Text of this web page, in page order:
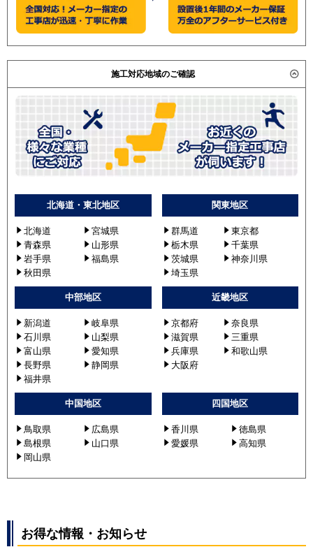
施工対応地域のご確認
北海道・東北地区
北海道
宮城県
青森県
山形県
岩手県
福島県
秋田県
関東地区
群馬道
東京都
栃木県
千葉県
茨城県
神奈川県
埼玉県
中部地区
新潟道
岐阜県
石川県
山梨県
富山県
愛知県
長野県
静岡県
福井県
近畿地区
京都府
奈良県
滋賀県
三重県
兵庫県
和歌山県
大阪府
中国地区
鳥取県
広島県
島根県
山口県
岡山県
四国地区
香川県
徳島県
愛媛県
高知県
お得な情報・お知らせ